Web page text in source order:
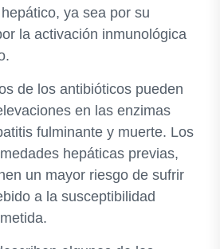
ya sea por su
la activación inmunológica
de los antibióticos pueden
en las enzimas
fulminante y muerte. Los
hepáticas previas,
un mayor riesgo de sufrir
a la susceptibilidad